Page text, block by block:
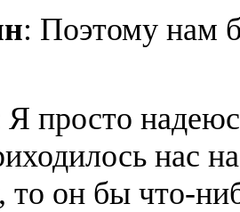
: Поэтому нам
Я просто
нас
он бы что-